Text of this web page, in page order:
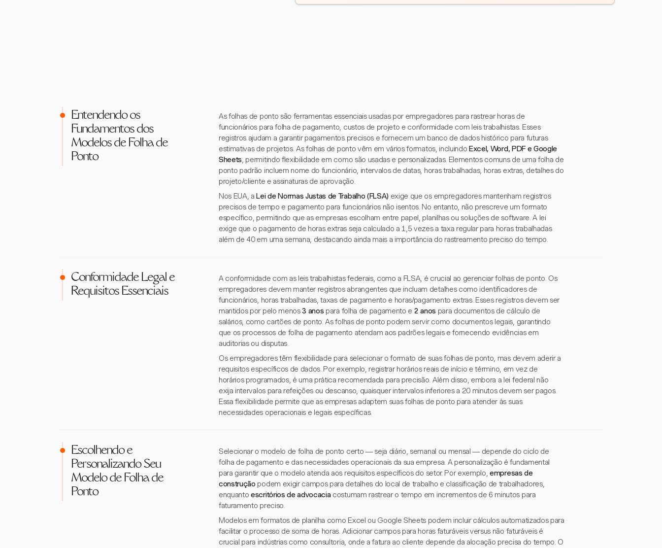
Entendendo os
Fundamentos dos
Modelos de Folha de
Ponto
As folhas de ponto são ferramentas essenciais usadas por empregadores para rastrear horas de
funcionários para folha de pagamento, custos de projeto e conformidade com leis trabalhistas. Esses
registros ajudam a garantir pagamentos precisos e fornecem um banco de dados histórico para futuras
estimativas de projetos. As folhas de ponto vêm em vários formatos, incluindoExcel, Word, PDF e Google
Sheets, permitindo flexibilidade em como são usadas e personalizadas. Elementos comuns de uma folha de
ponto padrão incluem nome do funcionário, intervalos de datas, horas trabalhadas, horas extras, detalhes do
projeto/cliente e assinaturas de aprovação.
Nos EUA, aLei de Normas Justas de Trabalho (FLSA) exige que os empregadores mantenham registros
precisos de tempo e pagamento para funcionários não isentos. No entanto, não prescreve um formato
específico, permitindo que as empresas escolham entre papel, planilhas ou soluções de software. A lei
exige que o pagamento de horas extras seja calculado a 1,5 vezes a taxa regular para horas trabalhadas
além de 40 em uma semana, destacando ainda mais a importância do rastreamento preciso do tempo.
Conformidade Legal e
Requisitos Essenciais
A conformidade com as leis trabalhistas federais, como a FLSA, é crucial ao gerenciar folhas de ponto. Os
empregadores devem manter registros abrangentes que incluam detalhes como identificadores de
funcionários, horas trabalhadas, taxas de pagamento e horas/pagamento extras. Esses registros devem ser
mantidos por pelo menos3 anos para folha de pagamento e 2 anos para documentos de cálculo de
salários, como cartões de ponto. As folhas de ponto podem servir como documentos legais, garantindo
que os processos de folha de pagamento atendam aos padrões legais e fornecendo evidências em
auditorias ou disputas.
Os empregadores têm flexibilidade para selecionar o formato de suas folhas de ponto, mas devem aderir a
requisitos específicos de dados. Por exemplo, registrar horários reais de início e término, em vez de
horários programados, é uma prática recomendada para precisão. Além disso, embora a lei federal não
exija intervalos para refeições ou descanso, quaisquer intervalos inferiores a 20 minutos devem ser pagos.
Essa flexibilidade permite que as empresas adaptem suas folhas de ponto para atender às suas
necessidades operacionais e legais específicas.
Escolhendo e
Personalizando Seu
Modelo de Folha de
Ponto
Selecionar o modelo de folha de ponto certo — seja diário, semanal ou mensal — depende do ciclo de
folha de pagamento e das necessidades operacionais da sua empresa. A personalização é fundamental
para garantir que o modelo atenda aos requisitos específicos do setor. Por exemplo,empresas de
construção podem exigir campos para detalhes do local de trabalho e classificação de trabalhadores,
enquantoescritórios de advocaciacostumam rastrear o tempo em incrementos de 6 minutos para
faturamento preciso.
Modelos em formatos de planilha como Excel ou Google Sheets podem incluir cálculos automatizados para
facilitar o processo de soma de horas. Adicionar campos para horas faturáveis versus não faturáveis é
crucial para indústrias como consultoria, onde a fatura ao cliente depende da alocação precisa do tempo. O